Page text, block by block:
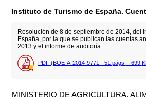
Instituto de Turismo de España.
Resolución de 8 de septiembre de 2014, del
España, por la que se publican las cuentas
2013 y el informe de auditoría.
PDF (BOE-A-2014-9771 - 51 págs. - 699
MINISTERIO DE AGRICULTURA,